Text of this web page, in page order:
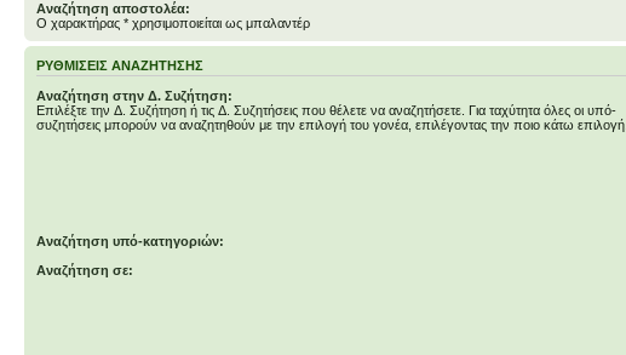
Αναζήτηση αποστολέα:
Ο χαρακτήρας * χρησιμοποιείται ως μπαλαντέρ
ΡΥΘΜΊΣΕΙΣ ΑΝΑΖΉΤΗΣΗΣ
Αναζήτηση στην Δ. Συζήτηση:
Επιλέξτε την Δ. Συζήτηση ή τις Δ. Συζητήσεις που θέλετε να αναζητήσετε. Για ταχύτητα όλες οι υπό-
συζητήσεις μπορούν να αναζητηθούν με την επιλογή του γονέα, επιλέγοντας την ποιο κάτω επιλογή.
Αναζήτηση υπό-κατηγοριών:
Αναζήτηση σε: